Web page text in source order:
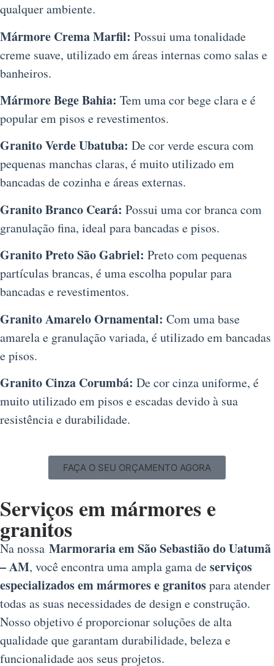
qualquer ambiente.
Mármore Crema Marfil: Possui uma tonalidade
creme suave, utilizado em áreas internas como salas e
banheiros.
Mármore Bege Bahia: Tem uma cor bege clara e é
popular em pisos e revestimentos.
Granito Verde Ubatuba: De cor verde escura com
pequenas manchas claras, é muito utilizado em
bancadas de cozinha e áreas externas.
Granito Branco Ceará: Possui uma cor branca com
granulação fina, ideal para bancadas e pisos.
Granito Preto São Gabriel: Preto com pequenas
partículas brancas, é uma escolha popular para
bancadas e revestimentos.
Granito Amarelo Ornamental: Com uma base
amarela e granulação variada, é utilizado em bancadas
e pisos.
Granito Cinza Corumbá: De cor cinza uniforme, é
muito utilizado em pisos e escadas devido à sua
resistência e durabilidade.
FAÇA O SEU ORÇAMENTO AGORA
Serviços em mármores e
granitos
Na nossa Marmoraria em São Sebastião do Uatumã
– AM, você encontra uma ampla gama deserviços
especializados em mármores e granitospara atender
todas as suas necessidades de design e construção.
Nosso objetivo é proporcionar soluções de alta
qualidade que garantam durabilidade, beleza e
funcionalidade aos seus projetos.